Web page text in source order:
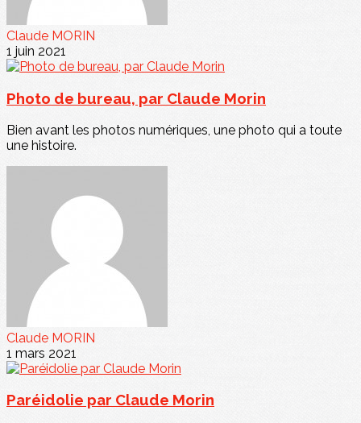
Claude MORIN
1 juin 2021
Photo de bureau, par Claude Morin
Bien avant les photos numériques, une photo qui a toute
une histoire.
Claude MORIN
1 mars 2021
Paréidolie par Claude Morin